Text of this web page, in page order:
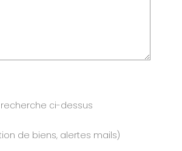
ci-dessus
de biens, alertes mails)